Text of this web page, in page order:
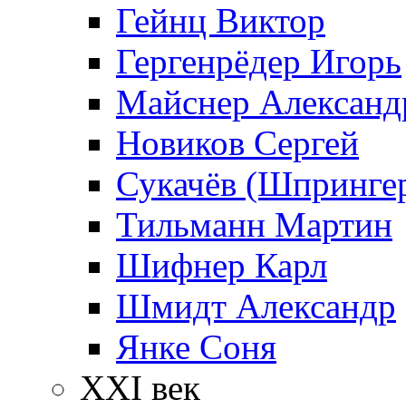
Гейнц Виктор
Гергенрёдер Игорь
Майснер
Новиков Сергей
Сукачёв
Тильманн Мартин
Шифнер Карл
Шмидт Александр
Янке Соня
XXI век